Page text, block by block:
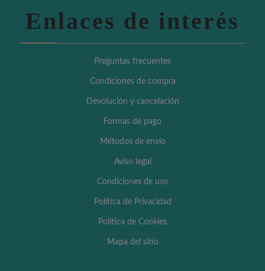
Enlaces de interés
Preguntas frecuentes
Condiciones de compra
Devolución y cancelación
Formas de pago
Métodos de envío
Aviso legal
Condiciones de uso
Política de Privacidad
Política de Cookies
Mapa del sitio